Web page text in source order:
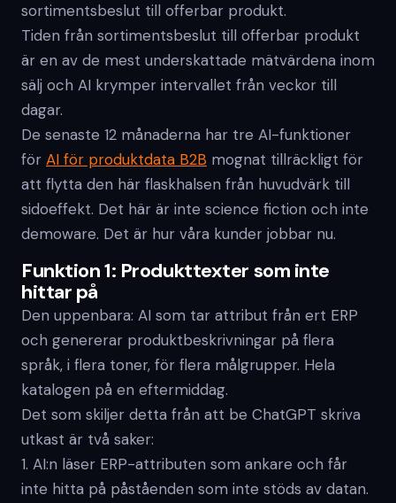
sortimentsbeslut till offerbar produkt.
Tiden från sortimentsbeslut till offerbar produkt
är en av de mest underskattade mätvärdena inom
sälj och AI krymper intervallet från veckor till
dagar.
De senaste 12 månaderna har tre AI-funktioner
för AI för produktdata B2B mognat tillräckligt för
att flytta den här flaskhalsen från huvudvärk till
sidoeffekt. Det här är inte science fiction och inte
demoware. Det är hur våra kunder jobbar nu.
Funktion 1: Produkttexter som inte
hittar på
Den uppenbara: AI som tar attribut från ert ERP
och genererar produktbeskrivningar på flera
språk, i flera toner, för flera målgrupper. Hela
katalogen på en eftermiddag.
Det som skiljer detta från att be ChatGPT skriva
utkast är två saker:
1. AI:n läser ERP-attributen som ankare och får
inte hitta på påståenden som inte stöds av datan.